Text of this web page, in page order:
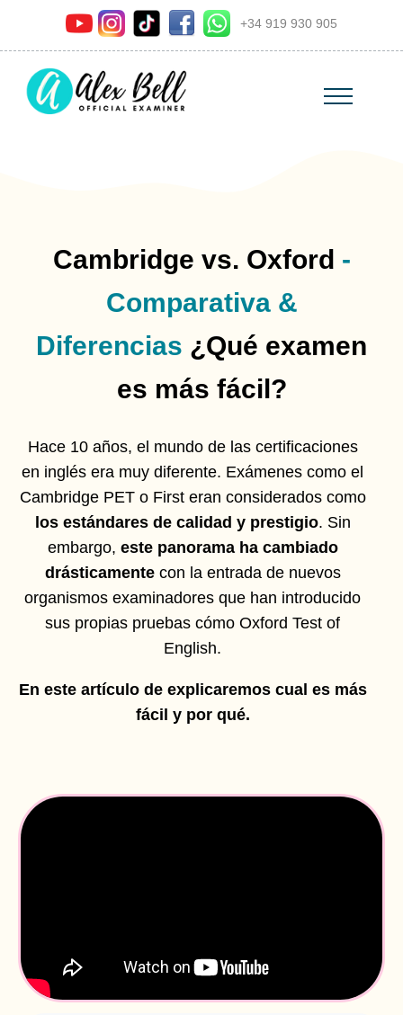
+34 919 930 905
Cambridge vs. Oxford -
Comparativa &
Diferencias ¿Qué examen
es más fácil?
Hace 10 años, el mundo de las certificaciones
en inglés era muy diferente. Exámenes como el
Cambridge PET o First eran considerados como
los estándares de calidad y prestigio. Sin
embargo, este panorama ha cambiado
drásticamentecon la entrada de nuevos
organismos examinadores que han introducido
sus propias pruebas cómo Oxford Test of
English.
En este artículo de explicaremos cual es más
fácil y por qué.